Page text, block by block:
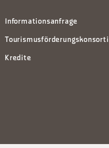
Informationsanfrage
Kredite